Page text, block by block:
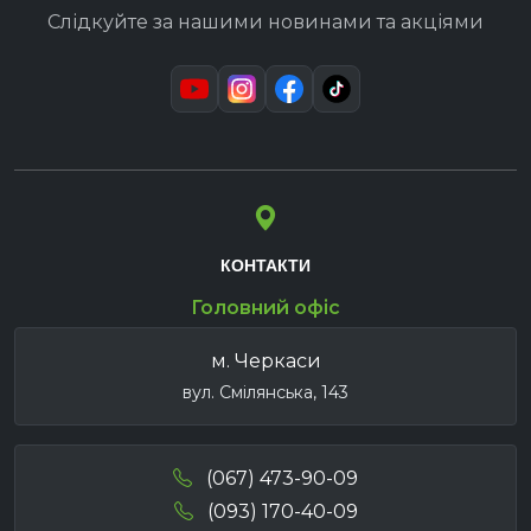
Слідкуйте за нашими новинами та акціями
КОНТАКТИ
Головний офіс
м. Черкаси
вул. Смілянська, 143
(067) 473-90-09
(093) 170-40-09